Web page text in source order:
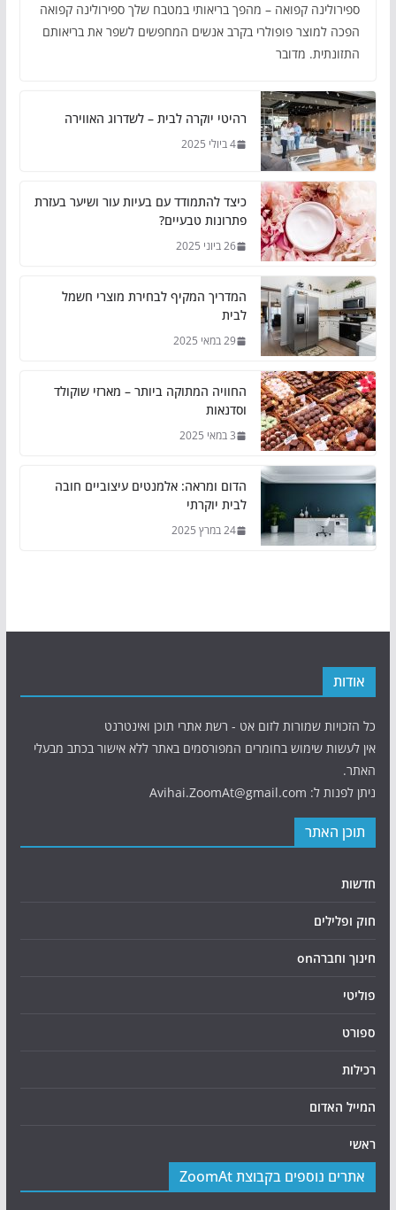
ספירולינה קפואה – מהפך בריאותי במטבח שלך ספירולינה קפואה
הפכה למוצר פופולרי בקרב אנשים המחפשים לשפר את בריאותם
התזונתית. מדובר
רהיטי יוקרה לבית – לשדרוג האווירה
4 ביולי 2025
כיצד להתמודד עם בעיות עור ושיער בעזרת
פתרונות טבעיים?
26 ביוני 2025
המדריך המקיף לבחירת מוצרי חשמל
לבית
29 במאי 2025
החוויה המתוקה ביותר – מארזי שוקולד
וסדנאות
3 במאי 2025
הדום ומראה: אלמנטים עיצוביים חובה
לבית יוקרתי
24 במרץ 2025
אודות
כל הזכויות שמורות לזום אט - רשת אתרי תוכן ואינטרנט
אין לעשות שימוש בחומרים המפורסמים באתר ללא אישור בכתב מבעלי
האתר.
ניתן לפנות ל: Avihai.ZoomAt@gmail.com
תוכן האתר
חדשות
חוק ופלילים
חינוך וחברהon
פוליטי
ספורט
רכילות
המייל האדום
ראשי
אתרים נוספים בקבוצת ZoomAt